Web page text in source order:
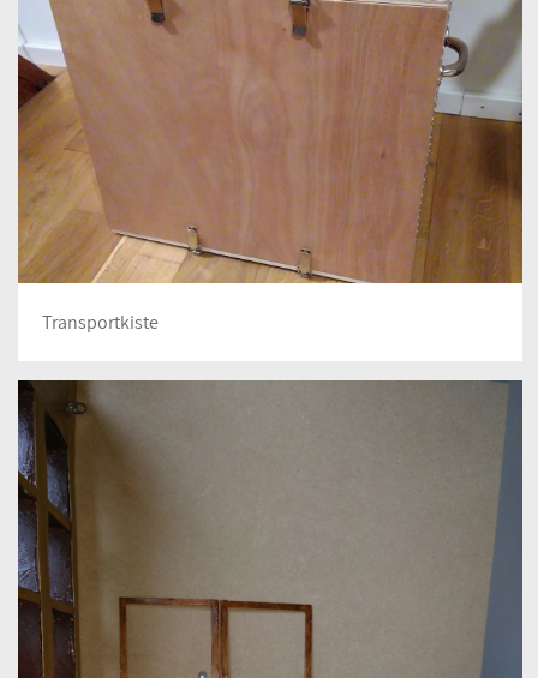
Transportkiste